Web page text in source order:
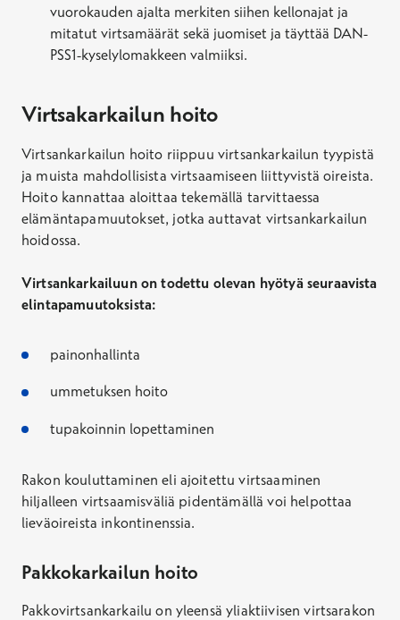
vuorokauden ajalta merkiten siihen kellonajat ja
mitatut virtsamäärät sekä juomiset ja täyttää DAN-
PSS1-kyselylomakkeen valmiiksi.
Virtsakarkailun hoito
Virtsankarkailun hoito riippuu virtsankarkailun tyypistä
ja muista mahdollisista virtsaamiseen liittyvistä oireista.
Hoito kannattaa aloittaa tekemällä tarvittaessa
elämäntapamuutokset, jotka auttavat virtsankarkailun
hoidossa.
Virtsankarkailuun on todettu olevan hyötyä seuraavista
elintapamuutoksista:
painonhallinta
ummetuksen hoito
tupakoinnin lopettaminen
Rakon kouluttaminen eli ajoitettu virtsaaminen
hiljalleen virtsaamisväliä pidentämällä voi helpottaa
lieväoireista inkontinenssia.
Pakkokarkailun hoito
Pakkovirtsankarkailu on yleensä yliaktiivisen virtsarakon